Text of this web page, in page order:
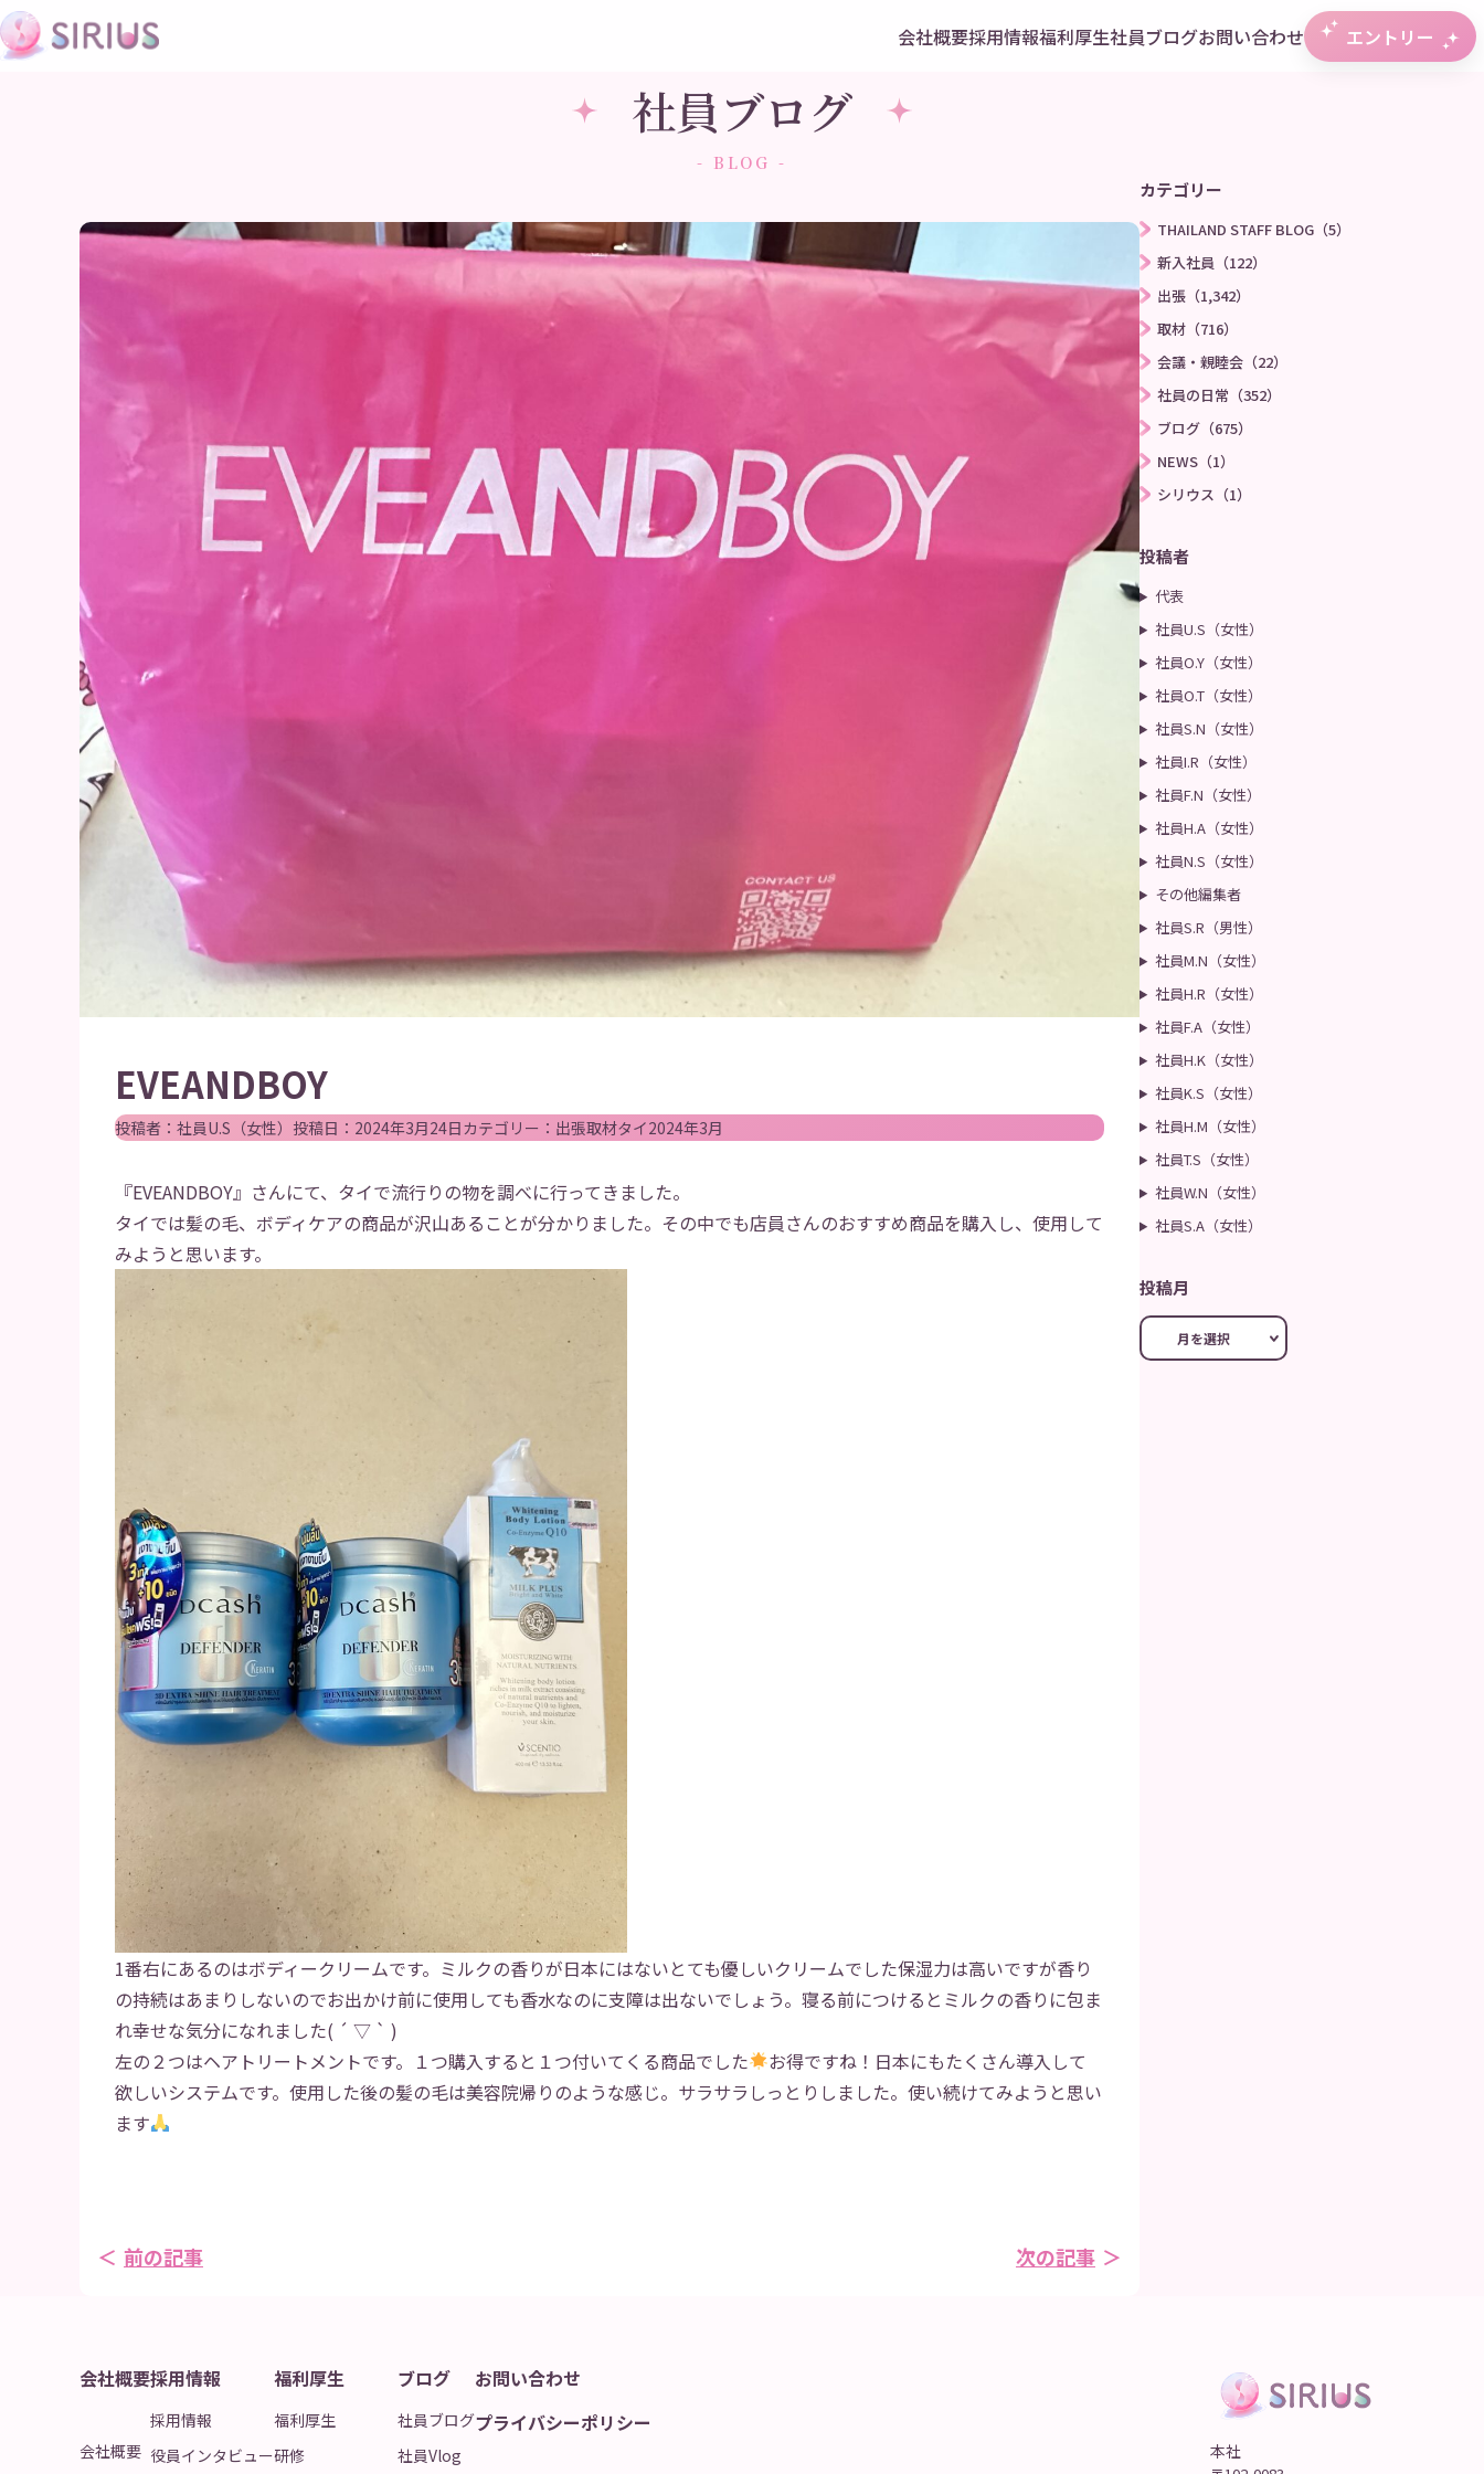
会社概要採用情報福利厚生社員ブログお問い合わせ エントリー
社員ブログ
- BLOG -
EVEANDBOY
投稿者： 社員U.S（女性） 投稿日： 2024年3月24日カテゴリー： 出張取材タイ2024年3月
『EVEANDBOY』さんにて、タイで流行りの物を調べに行ってきました。
タイでは髪の毛、ボディケアの商品が沢山あることが分かりました。その中でも店員さんのおすすめ商品を購入し、使用して
みようと思います。
1番右にあるのはボディークリームです。ミルクの香りが日本にはないとても優しいクリームでした保湿力は高いですが香り
の持続はあまりしないのでお出かけ前に使用しても香水なのに支障は出ないでしょう。寝る前につけるとミルクの香りに包ま
れ幸せな気分になれました( ´ ▽ ` )
左の２つはヘアトリートメントです。１つ購入すると１つ付いてくる商品でした
お得ですね！日本にもたくさん導入して
欲しいシステムです。使用した後の髪の毛は美容院帰りのような感じ。サラサラしっとりしました。使い続けてみようと思い
ます
前の記事 次の記事
カテゴリー
THAILAND STAFF BLOG（5）
新入社員（122）
出張（1,342）
取材（716）
会議・親睦会（22）
社員の日常（352）
ブログ（675）
NEWS（1）
シリウス（1）
投稿者
代表
社員U.S（女性）
社員O.Y（女性）
社員O.T（女性）
社員S.N（女性）
社員I.R（女性）
社員F.N（女性）
社員H.A（女性）
社員N.S（女性）
その他編集者
社員S.R（男性）
社員M.N（女性）
社員H.R（女性）
社員F.A（女性）
社員H.K（女性）
社員K.S（女性）
社員H.M（女性）
社員T.S（女性）
社員W.N（女性）
社員S.A（女性）
投稿月
会社概要
会社概要
採用情報
採用情報
役員インタビュー
福利厚生
福利厚生
研修
ブログ
社員ブログ
社員Vlog
お問い合わせ
プライバシーポリシー
本社